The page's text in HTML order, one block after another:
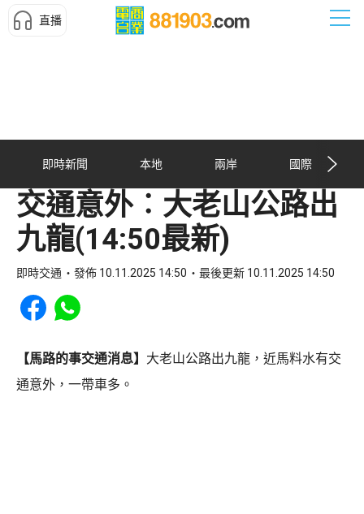
直播
即時新聞 本地 兩岸 國際
交通意外︰大老山公路出
九龍(14:50最新)
即時交通 發佈 10.11.2025 14:50 最後更新 10.11.2025 14:50
Share to Facebook
Share to WhatsApp
【馬路的事交通消息】 大老山公路出九龍，近馬料水有交
通意外，一帶車多。